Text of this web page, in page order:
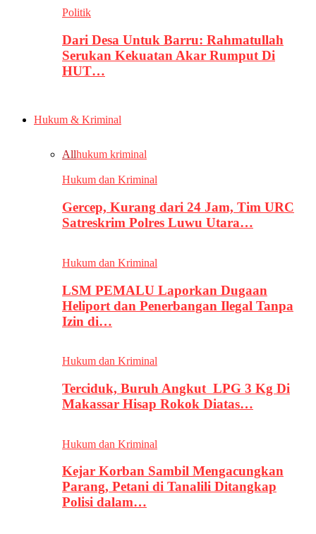
Politik
Dari Desa Untuk Barru: Rahmatullah
Serukan Kekuatan Akar Rumput Di
HUT…
Hukum & Kriminal
Allhukum kriminal
Hukum dan Kriminal
Gercep, Kurang dari 24 Jam, Tim URC
Satreskrim Polres Luwu Utara…
Hukum dan Kriminal
LSM PEMALU Laporkan Dugaan
Heliport dan Penerbangan Ilegal Tanpa
Izin di…
Hukum dan Kriminal
Terciduk, Buruh Angkut LPG 3 Kg Di
Makassar Hisap Rokok Diatas…
Hukum dan Kriminal
Kejar Korban Sambil Mengacungkan
Parang, Petani di Tanalili Ditangkap
Polisi dalam…